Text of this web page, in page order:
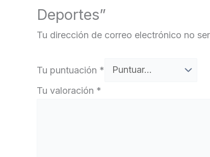
Deportes”
Tu dirección de correo electrónico no
Tu puntuación *
Tu valoración *